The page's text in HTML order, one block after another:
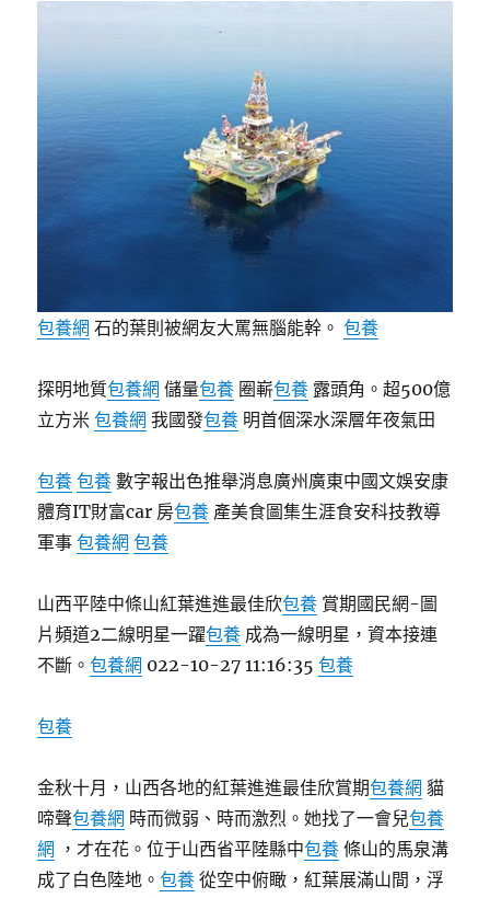
包養網 石的葉則被網友大罵無腦能幹。包養
探明地質包養網 儲量包養 圈嶄包養 露頭角。超500億
立方米包養網 我國發包養 明首個深水深層年夜氣田
包養 包養 數字報出色推舉消息廣州廣東中國文娛安康
體育IT財富car 房包養 產美食圖集生涯食安科技教導
軍事包養網 包養
山西平陸中條山紅葉進進最佳欣包養 賞期國民網-圖
片頻道2二線明星一躍包養 成為一線明星，資本接連
不斷。包養網 022-10-27 11:16:35包養
包養
金秋十月，山西各地的紅葉進進最佳欣賞期包養網 貓
啼聲包養網 時而微弱、時而激烈。她找了一會兒包養
網 ，才在花。位于山西省平陸縣中包養 條山的馬泉溝
成了白色陸地。包養 從空中俯瞰，紅葉展滿山間，浮